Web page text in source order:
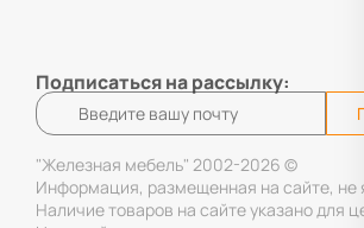
Подписаться на рассылку:
"Железная мебель" 2002-2026 ©
Информация, размещенная на сайте, не
Наличие товаров на сайте указано для